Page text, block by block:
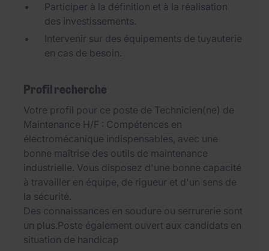
Participer à la définition et à la réalisation
des investissements.
Intervenir sur des équipements de tuyauterie
en cas de besoin.
Profil recherché
Votre profil pour ce poste de Technicien(ne) de
Maintenance H/F : Compétences en
électromécanique indispensables, avec une
bonne maîtrise des outils de maintenance
industrielle. Vous disposez d'une bonne capacité
à travailler en équipe, de rigueur et d'un sens de
la sécurité.
Des connaissances en soudure ou serrurerie sont
un plus.Poste également ouvert aux candidats en
situation de handicap